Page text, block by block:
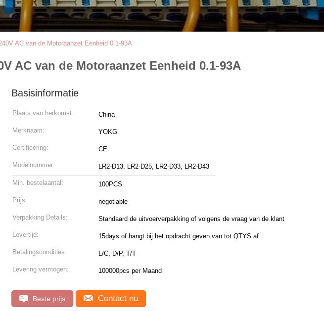
AC van de Motoraanzet Eenheid 0.1-93A
AC van de Motoraanzet Eenheid 0.1-93A
Basisinformatie
Plaats van herkomst: China
Merknaam: YOKG
Certificering: CE
Modelnummer: LR2-D13, LR2-D25, LR2-D33, LR2-D43
Min. bestelaantal: 100PCS
Prijs: negotiable
Verpakking Details: Standaard de uitvoerverpakking of volgens de vraag van de klant
Levertijd: 15days of hangt bij het opdracht geven van tot QTYS af
Betalingscondities: L/C, D/P, T/T
Levering vermogen: 100000pcs per Maand
Beste prijs Contact nu